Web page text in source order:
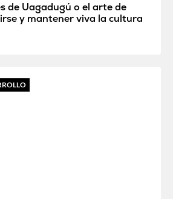
de Uagadugú o el arte de
y mantener viva la cultura